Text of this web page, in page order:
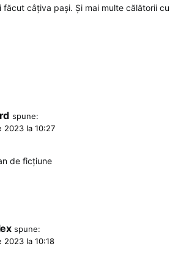
făcut câțiva pași. Și mai multe călătorii cu
spune:
2023 la 10:27
de ficțiune
spune:
2023 la 10:18